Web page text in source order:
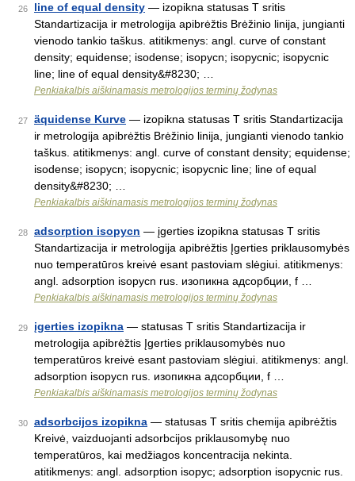
26 line of equal density — izopikna statusas T sritis
Standartizacija ir metrologija apibrėžtis Brėžinio linija, jungianti
vienodo tankio taškus. atitikmenys: angl. curve of constant
density; equidense; isodense; isopycn; isopycnic; isopycnic
line; line of equal density&#8230; …
Penkiakalbis aiškinamasis metrologijos terminų žodynas
27 äquidense Kurve — izopikna statusas T sritis Standartizacija
ir metrologija apibrėžtis Brėžinio linija, jungianti vienodo tankio
taškus. atitikmenys: angl. curve of constant density; equidense;
isodense; isopycn; isopycnic; isopycnic line; line of equal
density&#8230; …
Penkiakalbis aiškinamasis metrologijos terminų žodynas
28 adsorption isopycn — įgerties izopikna statusas T sritis
Standartizacija ir metrologija apibrėžtis Įgerties priklausomybės
nuo temperatūros kreivė esant pastoviam slėgiui. atitikmenys:
angl. adsorption isopycn rus. изопикна адсорбции, f …
Penkiakalbis aiškinamasis metrologijos terminų žodynas
29 įgerties izopikna — statusas T sritis Standartizacija ir
metrologija apibrėžtis Įgerties priklausomybės nuo
temperatūros kreivė esant pastoviam slėgiui. atitikmenys: angl.
adsorption isopycn rus. изопикна адсорбции, f …
Penkiakalbis aiškinamasis metrologijos terminų žodynas
30 adsorbcijos izopikna — statusas T sritis chemija apibrėžtis
Kreivė, vaizduojanti adsorbcijos priklausomybę nuo
temperatūros, kai medžiagos koncentracija nekinta.
atitikmenys: angl. adsorption isopyc; adsorption isopycnic rus.